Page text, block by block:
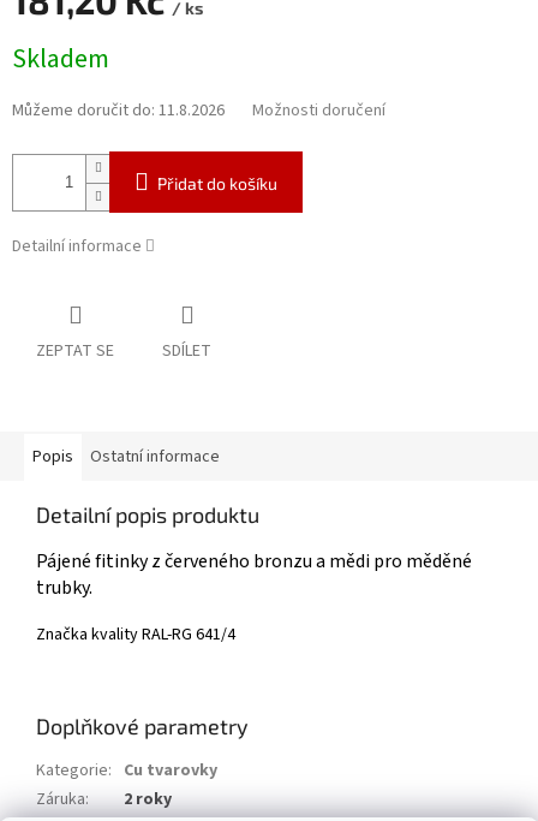
/ ks
cena:
Skladem
Můžeme doručit do: 11.8.2026 Možnosti doručení
Přidat do košíku
Detailní informace
ZEPTAT SE SDÍLET
Popis Ostatní informace
Detailní popis produktu
Pájené fitinky z červeného bronzu a mědi pro měděné
trubky.
Značka kvality RAL-​RG 641/4
Doplňkové parametry
Kategorie: Cu tvarovky
Záruka:
2 roky